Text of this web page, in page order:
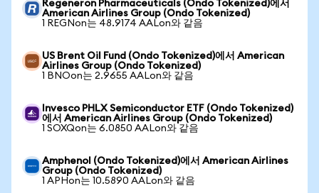
Regeneron Pharmaceuticals (Ondo Tokenized)에서
American Airlines Group (Ondo Tokenized)
1 REGNon는 48.9174 AALon와 같음
US Brent Oil Fund (Ondo Tokenized)에서 American
Airlines Group (Ondo Tokenized)
1 BNOon는 2.9655 AALon와 같음
Invesco PHLX Semiconductor ETF (Ondo Tokenized)
에서 American Airlines Group (Ondo Tokenized)
1 SOXQon는 6.0850 AALon와 같음
Amphenol (Ondo Tokenized)에서 American Airlines
Group (Ondo Tokenized)
1 APHon는 10.5890 AALon와 같음